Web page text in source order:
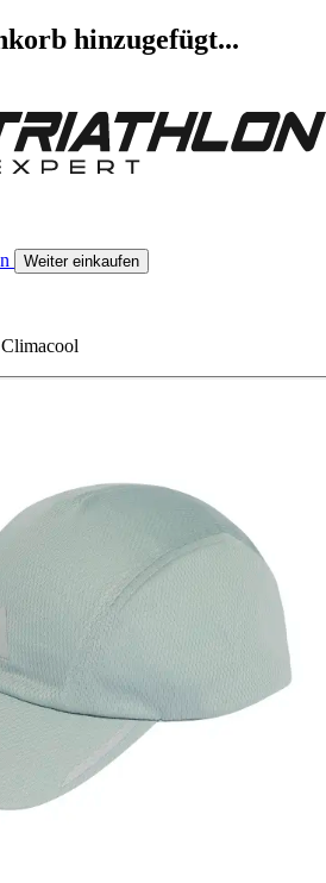
hinzugefügt...
Weiter einkaufen